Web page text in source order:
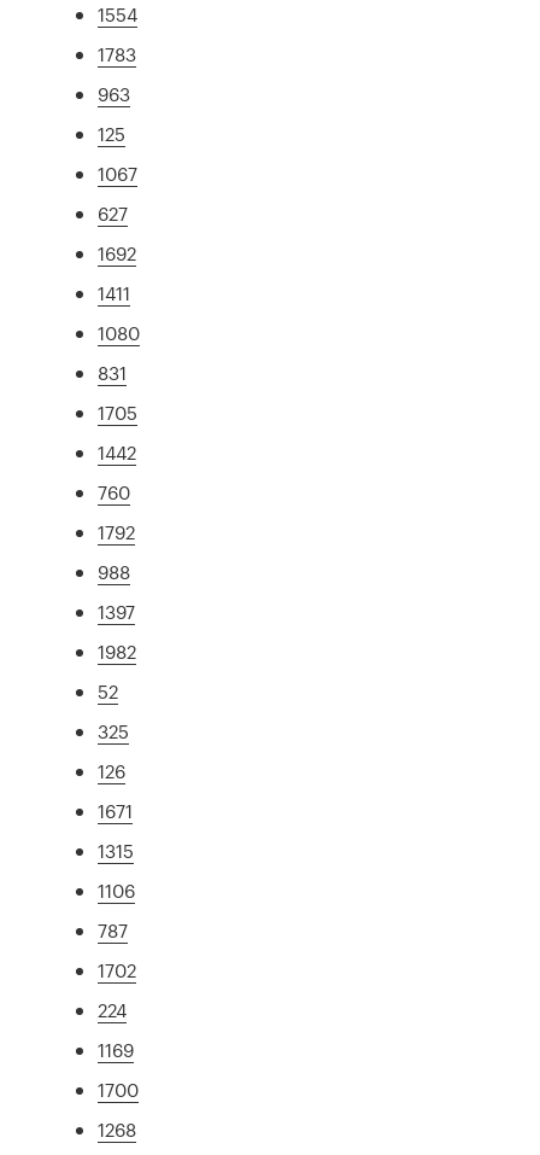
1554
1783
963
125
1067
627
1692
1411
1080
831
1705
1442
760
1792
988
1397
1982
52
325
126
1671
1315
1106
787
1702
224
1169
1700
1268